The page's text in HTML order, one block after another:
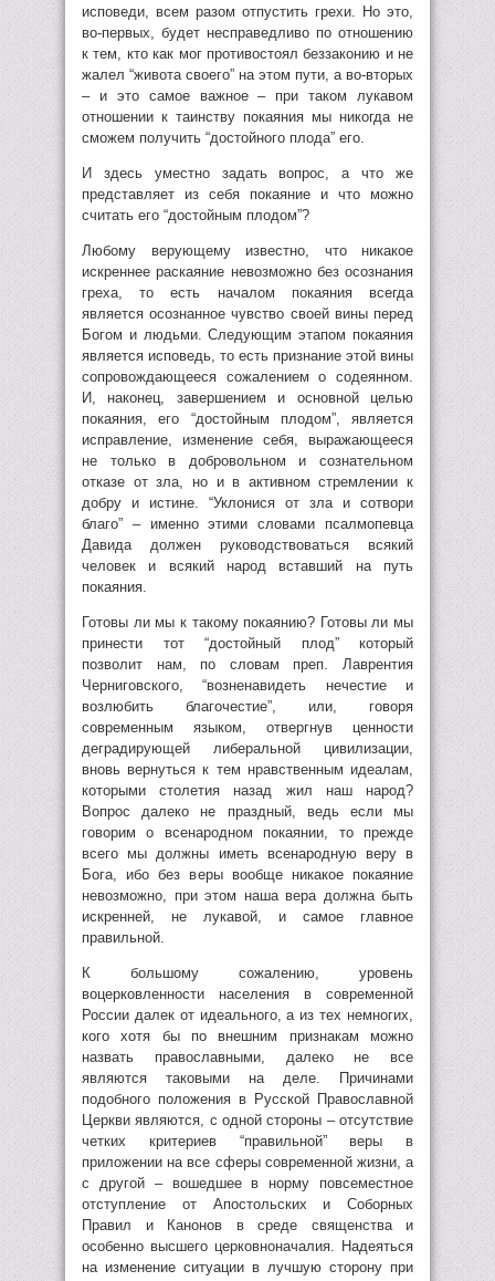
исповеди, всем разом отпустить грехи. Но это,
во-первых, будет несправедливо по отношению
к тем, кто как мог противостоял беззаконию и не
жалел “живота своего” на этом пути, а во-вторых
– и это самое важное – при таком лукавом
отношении к таинству покаяния мы никогда не
сможем получить “достойного плода” его.
И здесь уместно задать вопрос, а что же
представляет из себя покаяние и что можно
считать его “достойным плодом”?
Любому верующему известно, что никакое
искреннее раскаяние невозможно без осознания
греха, то есть началом покаяния всегда
является осознанное чувство своей вины перед
Богом и людьми. Следующим этапом покаяния
является исповедь, то есть признание этой вины
сопровождающееся сожалением о содеянном.
И, наконец, завершением и основной целью
покаяния, его “достойным плодом”, является
исправление, изменение себя, выражающееся
не только в добровольном и сознательном
отказе от зла, но и в активном стремлении к
добру и истине. “Уклонися от зла и сотвори
благо” – именно этими словами псалмопевца
Давида должен руководствоваться всякий
человек и всякий народ вставший на путь
покаяния.
Готовы ли мы к такому покаянию? Готовы ли мы
принести тот “достойный плод” который
позволит нам, по словам преп. Лаврентия
Черниговского, “возненавидеть нечестие и
возлюбить благочестие”, или, говоря
современным языком, отвергнув ценности
деградирующей либеральной цивилизации,
вновь вернуться к тем нравственным идеалам,
которыми столетия назад жил наш народ?
Вопрос далеко не праздный, ведь если мы
говорим о всенародном покаянии, то прежде
всего мы должны иметь всенародную веру в
Бога, ибо без веры вообще никакое покаяние
невозможно, при этом наша вера должна быть
искренней, не лукавой, и самое главное
правильной.
К большому сожалению, уровень
воцерковленности населения в современной
России далек от идеального, а из тех немногих,
кого хотя бы по внешним признакам можно
назвать православными, далеко не все
являются таковыми на деле. Причинами
подобного положения в Русской Православной
Церкви являются, с одной стороны – отсутствие
четких критериев “правильной” веры в
приложении на все сферы современной жизни, а
с другой – вошедшее в норму повсеместное
отступление от Апостольских и Соборных
Правил и Канонов в среде священства и
особенно высшего церковноначалия. Надеяться
на изменение ситуации в лучшую сторону при